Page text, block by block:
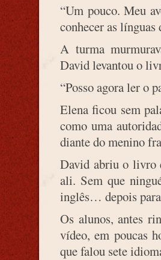
“Um pouco. Meu
conhecer as línguas
A turma
David levantou o
“Posso agora ler o
Elena ficou sem
como uma
diante do menino
David abriu o livro
ali. Sem que
inglês… depois
Os alunos, antes
vídeo, em poucas
que falou sete